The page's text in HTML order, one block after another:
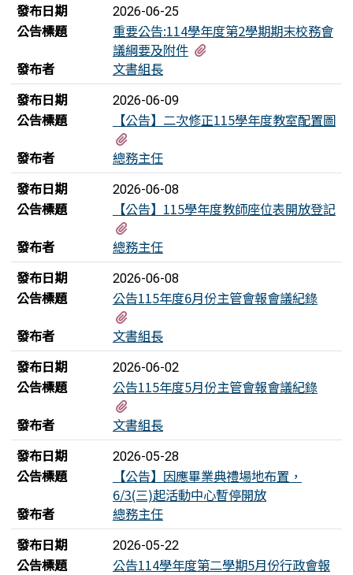
發布日期
2026-06-25
公告標題
重要公告:114學年度第2學期期末校務會
議綱要及附件
發布者
文書組長
發布日期
2026-06-09
公告標題
【公告】二次修正115學年度教室配置圖
發布者
總務主任
發布日期
2026-06-08
公告標題
【公告】115學年度教師座位表開放登記
發布者
總務主任
發布日期
2026-06-08
公告標題
公告115年度6月份主管會報會議紀錄
發布者
文書組長
發布日期
2026-06-02
公告標題
公告115年度5月份主管會報會議紀錄
發布者
文書組長
發布日期
2026-05-28
公告標題
【公告】因應畢業典禮場地布置，
6/3(三)起活動中心暫停開放
發布者
總務主任
發布日期
2026-05-22
公告標題
公告114學年度第二學期5月份行政會報